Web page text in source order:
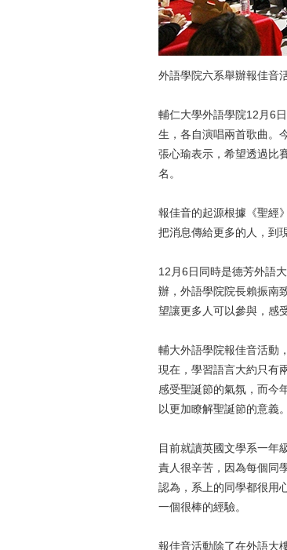
外語學院六系舉辦報佳音
輔仁大學外語學院12月6
生，各自演唱兩首歌曲。
張心瑜表示，希望透過比
名。
報佳音的起源根據《聖經
把消息傳給更多的人，到
12月6日同時是德芳外語
辦，外語學院院長賴振南
望讓更多人可以參與，感
輔大外語學院報佳音活動
現在，學習語言大約只有
感受聖誕節的氣氛，而今
以更加瞭解聖誕節的意義。
目前就讀英國文學系一年
責人很辛苦，因為每個同
認為，系上的同學都很用
一個很棒的經驗。
報佳音活動除了在外語大